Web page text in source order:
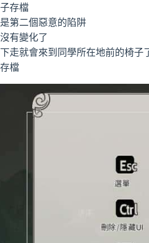
存檔
第二個惡意的陷阱
有變化了
走就會來到同學所在地前的椅子
檔